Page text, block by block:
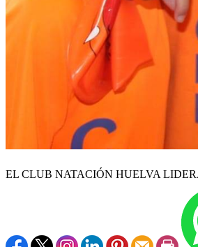
EL CLUB NATACIÓN HUELVA